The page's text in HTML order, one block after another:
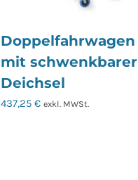
Doppelfahrwagen
mit schwenkbarer
Deichsel
437,25 € exkl. MWSt.